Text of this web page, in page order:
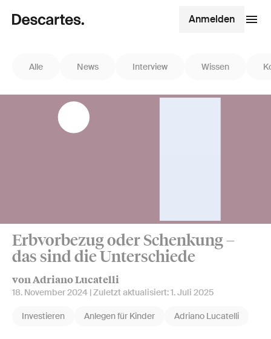
Anmelden
Alle News Interview Wissen
Erbvorbezug oder Schenkung –
das sind die Unterschiede
von Adriano Lucatelli
18. November 2024 | Zuletzt aktualisiert:1. Juli 2025
Investieren Anlegen für Kinder Adriano Lucatelli